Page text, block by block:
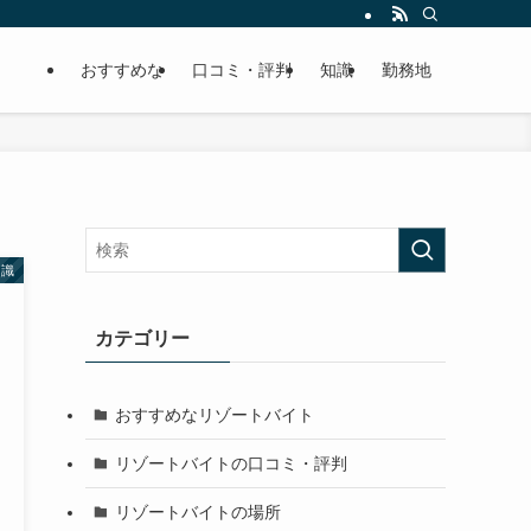
おすすめな 口コミ・評判 知識 勤務地
カテゴリー
おすすめなリゾートバイト
リゾートバイトの口コミ・評判
リゾートバイトの場所